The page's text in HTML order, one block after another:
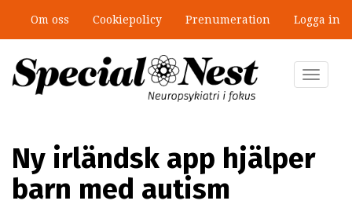
huvudinnehåll
Om oss Cookiepolicy Prenumeration Logga in
Toggle
Ny irländsk app hjälper
barn med autism
”Jobbet gick bra – just därför togs
stödet bort”